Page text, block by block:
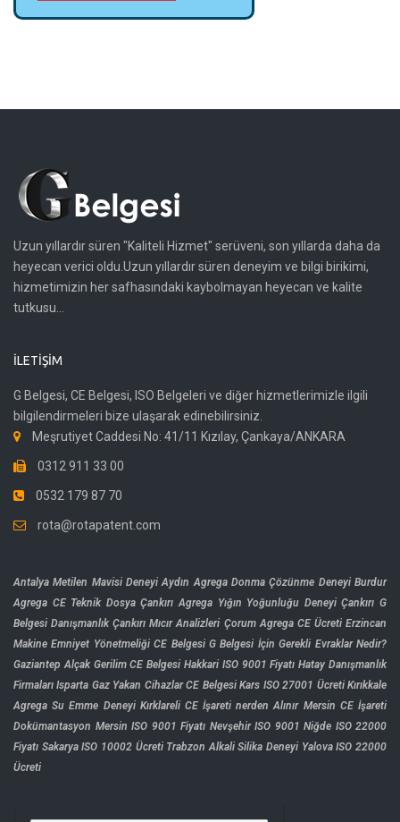
Uzun yıllardır süren "Kaliteli Hizmet" serüveni, son yıllarda daha da
heyecan verici oldu.Uzun yıllardır süren deneyim ve bilgi birikimi,
hizmetimizin her safhasındaki kaybolmayan heyecan ve kalite
tutkusu...
İLETIŞIM
G Belgesi, CE Belgesi, ISO Belgeleri ve diğer hizmetlerimizle ilgili
bilgilendirmeleri bize ulaşarak edinebilirsiniz.
Meşrutiyet Caddesi No: 41/11 Kızılay, Çankaya/ANKARA
0312 911 33 00
0532 179 87 70
rota@rotapatent.com
Antalya Metilen Mavisi Deneyi Aydın Agrega Donma Çözünme Deneyi Burdur
Agrega CE Teknik Dosya Çankırı Agrega Yığın Yoğunluğu Deneyi Çankırı G
Belgesi Danışmanlık Çankırı Mıcır Analizleri Çorum Agrega CE Ücreti Erzincan
Makine Emniyet Yönetmeliği CE Belgesi G Belgesi İçin Gerekli Evraklar Nedir?
Gaziantep Alçak Gerilim CE Belgesi Hakkari ISO 9001 Fiyatı Hatay Danışmanlık
Firmaları Isparta Gaz Yakan Cihazlar CE Belgesi Kars ISO 27001 Ücreti Kırıkkale
Agrega Su Emme Deneyi Kırklareli CE İşareti nerden Alınır Mersin CE İşareti
Dokümantasyon Mersin ISO 9001 Fiyatı Nevşehir ISO 9001 Niğde ISO 22000
Fiyatı Sakarya ISO 10002 Ücreti Trabzon Alkali Silika Deneyi Yalova ISO 22000
Ücreti